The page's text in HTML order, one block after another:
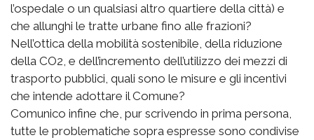
l’ospedale o un qualsiasi altro quartiere della città) e
che allunghi le tratte urbane fino alle frazioni?
Nell’ottica della mobilità sostenibile, della riduzione
della CO2, e dell’incremento dell’utilizzo dei mezzi di
trasporto pubblici, quali sono le misure e gli incentivi
che intende adottare il Comune?
Comunico infine che, pur scrivendo in prima persona,
tutte le problematiche sopra espresse sono condivise